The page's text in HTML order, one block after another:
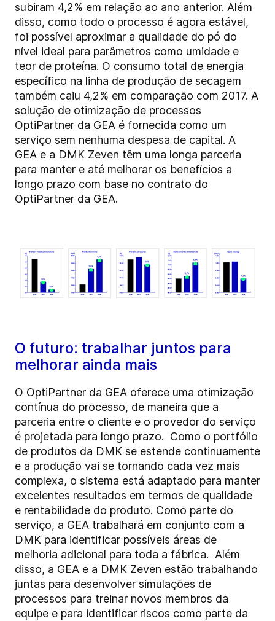
subiram 4,2% em relação ao ano anterior. Além
disso, como todo o processo é agora estável,
foi possível aproximar a qualidade do pó do
nível ideal para parâmetros como umidade e
teor de proteína. O consumo total de energia
específico na linha de produção de secagem
também caiu 4,2% em comparação com 2017. A
solução de otimização de processos
OptiPartner da GEA é fornecida como um
serviço sem nenhuma despesa de capital. A
GEA e a DMK Zeven têm uma longa parceria
para manter e até melhorar os benefícios a
longo prazo com base no contrato do
OptiPartner da GEA.
O futuro: trabalhar juntos para
melhorar ainda mais
O OptiPartner da GEA oferece uma otimização
contínua do processo, de maneira que a
parceria entre o cliente e o provedor do serviço
é projetada para longo prazo. Como o portfólio
de produtos da DMK se estende continuamente
e a produção vai se tornando cada vez mais
complexa, o sistema está adaptado para manter
excelentes resultados em termos de qualidade
e rentabilidade do produto. Como parte do
serviço, a GEA trabalhará em conjunto com a
DMK para identificar possíveis áreas de
melhoria adicional para toda a fábrica. Além
disso, a GEA e a DMK Zeven estão trabalhando
juntas para desenvolver simulações de
processos para treinar novos membros da
equipe e para identificar riscos como parte da